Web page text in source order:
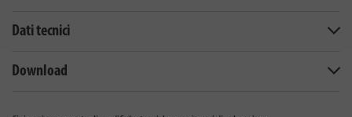
Dati tecnici
Download